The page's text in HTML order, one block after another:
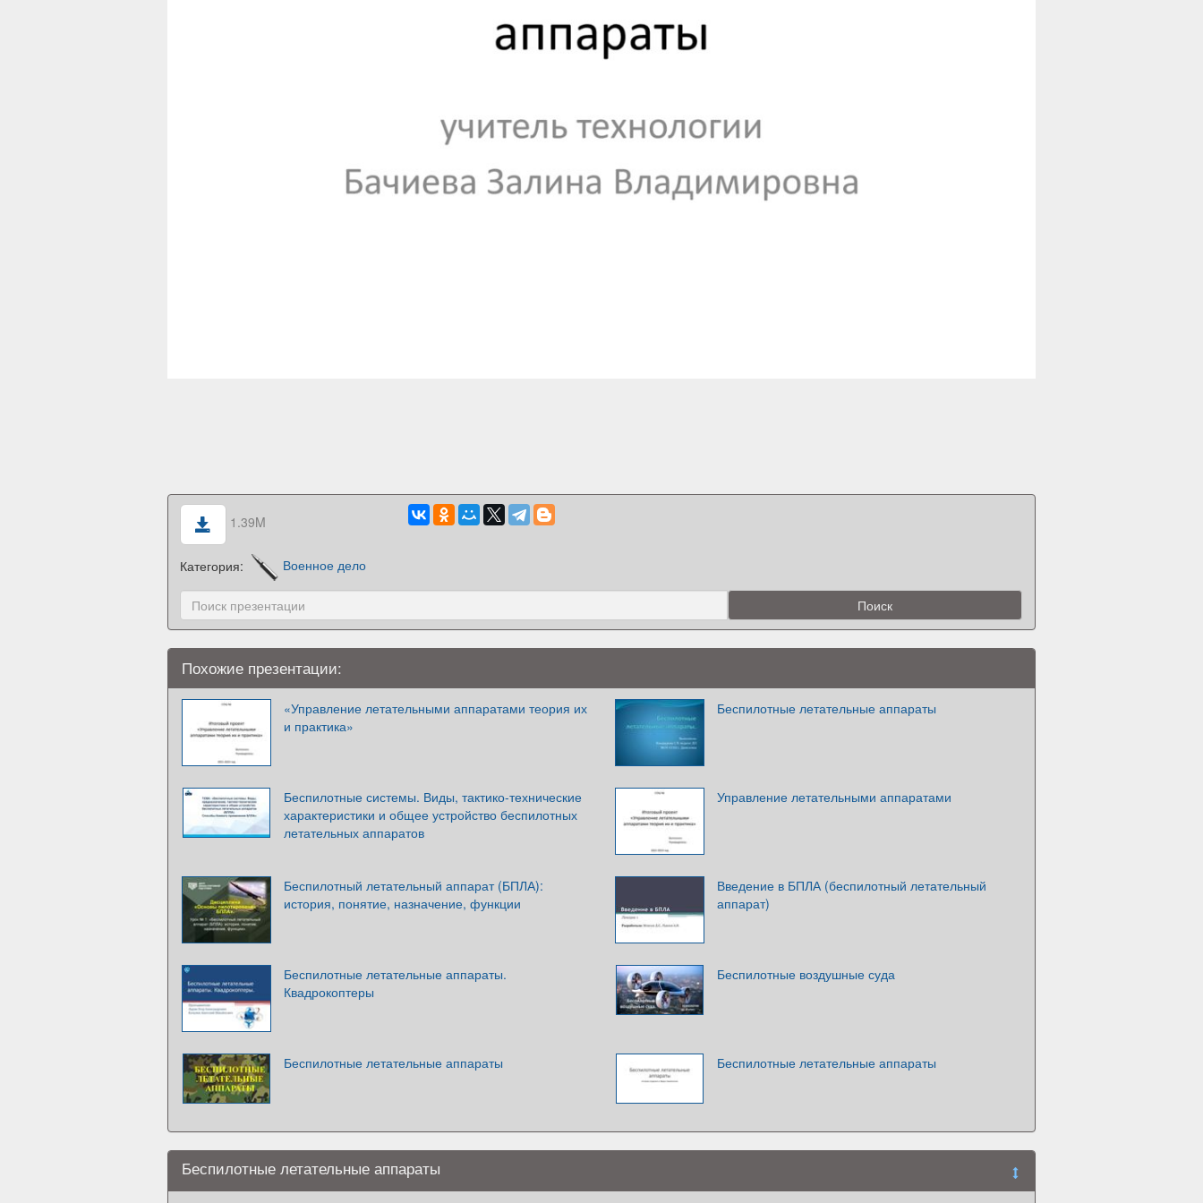
1.39M
Категория: Военное дело
Похожие презентации:
«Управление летательными аппаратами теория их
и практика»
Беспилотные летательные аппараты
Беспилотные системы. Виды, тактико-технические
характеристики и общее устройство беспилотных
летательных аппаратов
Управление летательными аппаратами
Беспилотный летательный аппарат (БПЛА):
история, понятие, назначение, функции
Введение в БПЛА (беспилотный летательный
аппарат)
Беспилотные летательные аппараты.
Квадрокоптеры
Беспилотные воздушные суда
Беспилотные летательные аппараты Беспилотные летательные аппараты
Беспилотные летательные аппараты